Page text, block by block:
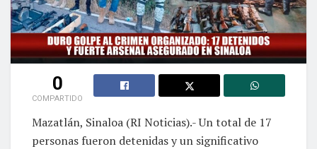
0
COMPARTIDO
Mazatlán, Sinaloa (RI Noticias).- Un total de 17
personas fueron detenidas y un significativo